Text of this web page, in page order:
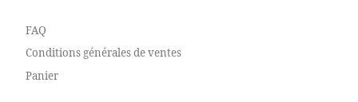
FAQ
Conditions générales de ventes
Panier